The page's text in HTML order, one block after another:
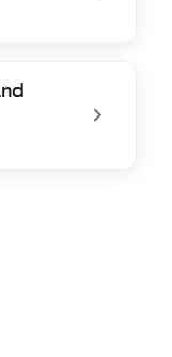
Buffet